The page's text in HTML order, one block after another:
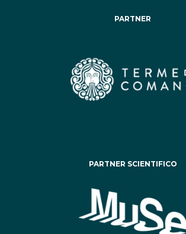
PARTNER
PARTNER SCIENTIFICO